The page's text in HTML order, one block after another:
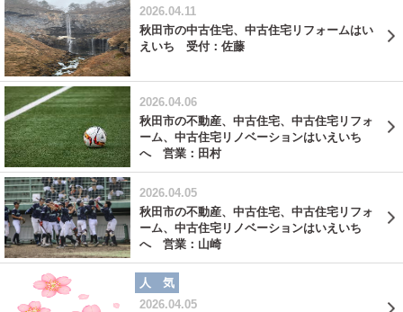
2026.04.11
秋田市の中古住宅、中古住宅リフォームはい
えいち 受付：佐藤
2026.04.06
秋田市の不動産、中古住宅、中古住宅リフォ
ーム、中古住宅リノベーションはいえいち
へ 営業：田村
2026.04.05
秋田市の不動産、中古住宅、中古住宅リフォ
ーム、中古住宅リノベーションはいえいち
へ 営業：山崎
人 気
2026.04.05